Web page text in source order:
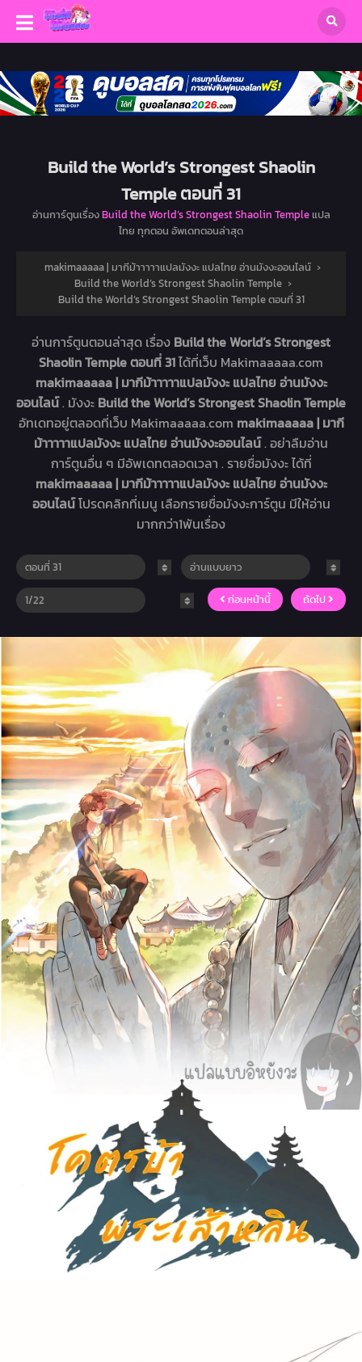
Build the World’s Strongest Shaolin
Temple ตอนที่ 31
อ่านการ์ตูนเรื่องBuild the World’s Strongest Shaolin Templeแปล
ไทย ทุกตอน อัพเดทตอนล่าสุด
makimaaaaa | มากีม้าาาาาแปลมังงะ แปลไทย อ่านมังงะออนไลน์ ›
Build the World’s Strongest Shaolin Temple ›
Build the World’s Strongest Shaolin Temple ตอนที่ 31
อ่านการ์ตูนตอนล่าสุด เรื่อง Build the World’s Strongest
Shaolin Temple ตอนที่ 31ได้ที่เว็บ Makimaaaaa.com
makimaaaaa | มากีม้าาาาาแปลมังงะ แปลไทย อ่านมังงะ
ออนไลน์. มังงะ Build the World’s Strongest Shaolin Temple
อัทเดทอยู่ตลอดที่เว็บ Makimaaaaa.com makimaaaaa | มากี
ม้าาาาาแปลมังงะ แปลไทย อ่านมังงะออนไลน์. อย่าลืมอ่าน
การ์ตูนอื่น ๆ มีอัพเดทตลอดเวลา . รายชื่อมังงะ ได้ที่
makimaaaaa | มากีม้าาาาาแปลมังงะ แปลไทย อ่านมังงะ
ออนไลน์โปรดคลิกที่เมนู เลือกรายชื่อมังงะการ์ตูน มีให้อ่าน
มากกว่า1พันเรื่อง
ก่อนหน้านี้ ถัดไป